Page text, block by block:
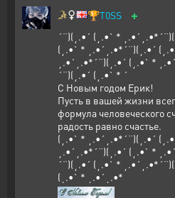
🏆T0SS +
´¨)(¸.•´ (¸.•` *
(¸.•` * ¸.•´¸.•*´¨)(¸.•´
¸.•´¸.•*´¨)(¸.•´ (¸.•` *
´¨)(¸.•´ (¸.•` * ´
С Новым годом Ерик!
Пусть в вашей жизни
формула человеческого
радость равно счастье.
(¸.•` * ¸.•´¸.•*´¨)(¸.•´
¸.•´¸.•*´¨)(¸.•´ (¸.•` *
´¨)(¸.•´ (¸.•` *
(¸.•` * ¸.•´¸.•*